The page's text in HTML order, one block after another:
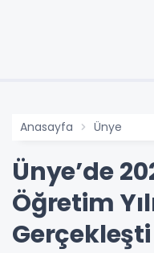
Anasayfa Ünye
Ünye’de
Öğretim
Gerçekleşti